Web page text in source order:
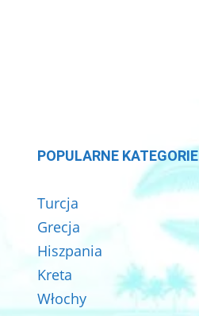
POPULARNE KATEGORIE
Turcja
Grecja
Hiszpania
Kreta
Włochy